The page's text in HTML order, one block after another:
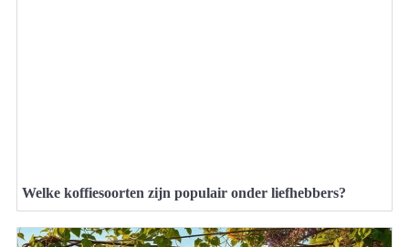
Welke koffiesoorten zijn populair onder liefhebbers?